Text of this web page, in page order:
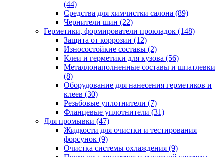
(44)
Средства для химчистки салона (89)
Чернители шин (22)
Герметики, формирователи прокладок (148)
Защита от коррозии (12)
Износостойкие составы (2)
Клеи и герметики для кузова (56)
Металлонаполненные составы и шпатлевки
(8)
Оборудование для нанесения герметиков и
клеев (30)
Резьбовые уплотнители (7)
Фланцевые уплотнители (31)
Для промывки (47)
Жидкости для очистки и тестирования
форсунок (9)
Очистка системы охлаждения (9)